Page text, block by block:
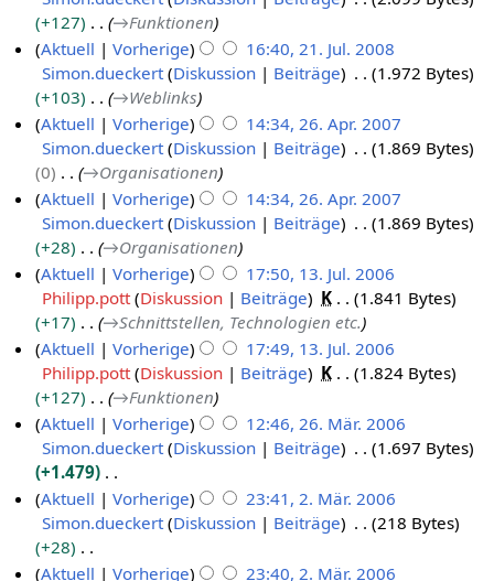
n
g
z
u
s
a
m
m
e
n
f
a
s
s
u
n
g
i
t
u
n
g
s
z
u
s
a
m
m
e
n
f
a
s
s
u
n
g
r
b
e
i
t
u
n
g
s
z
u
s
a
m
m
e
n
f
a
s
s
u
n
g
e
00
+127
→Funktionen
0
Aktuell Vorherige
16:40, 21. Jul. 2008
Simon.dueckert Diskussion Beiträge
1.972 Bytes
+103
→Weblinks
2
7
Aktuell Vorherige
14:34, 26. Apr. 2007
Simon.dueckert Diskussion Beiträge
1.869 Bytes
0
→Organisationen
Aktuell
Vorherige
14:34, 26. Apr. 2007
Simon.dueckert Diskussion Beiträge
1.869 Bytes
+28
→Organisationen
0
Aktuell Vorherige
17:50, 13. Jul. 2006
Philipp.pott Diskussion Beiträge K
1.841 Bytes
+17
→Schnittstellen, Technologien etc.
Aktuell
Vorherige
17:49, 13. Jul. 2006
Philipp.pott Diskussion Beiträge K
1.824 Bytes
+127
→Funktionen
Aktuell Vorherige
12:46, 26. Mär. 2006
Simon.dueckert Diskussion Beiträge
1.697 Bytes
+1.479
K
e
i
n
Aktuell Vorherige
23:41, 2. Mär. 2006
Simon.dueckert Diskussion Beiträge
218 Bytes
+28
KAktuell Vorherige
23:40, 2. Mär. 2006